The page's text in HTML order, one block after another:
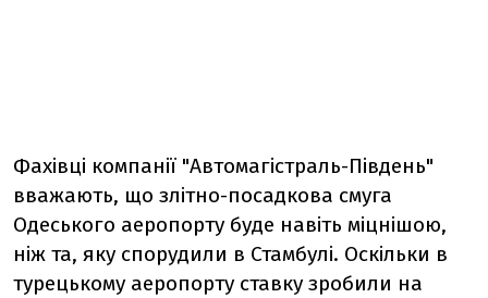
Фахівці компанії "Автомагістраль-Південь"
вважають, що злітно-посадкова смуга
Одеського аеропорту буде навіть міцнішою,
ніж та, яку спорудили в Стамбулі. Оскільки в
турецькому аеропорту ставку зробили на